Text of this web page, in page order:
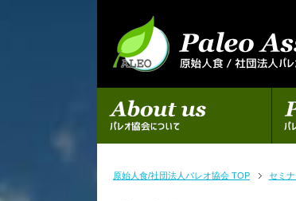
初めての方へ パレ
原始人食/社団法人パレオ協会 TOP セミ